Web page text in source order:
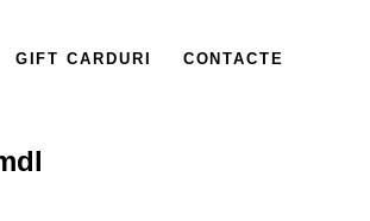
GIFT CARDURI CONTACTE